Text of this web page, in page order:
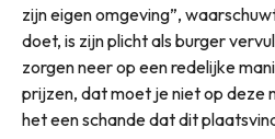
zijn eigen omgeving”,
doet, is zijn plicht als burger
zorgen neer op een redelijke
prijzen, dat moet je niet op deze
het een schande dat dit